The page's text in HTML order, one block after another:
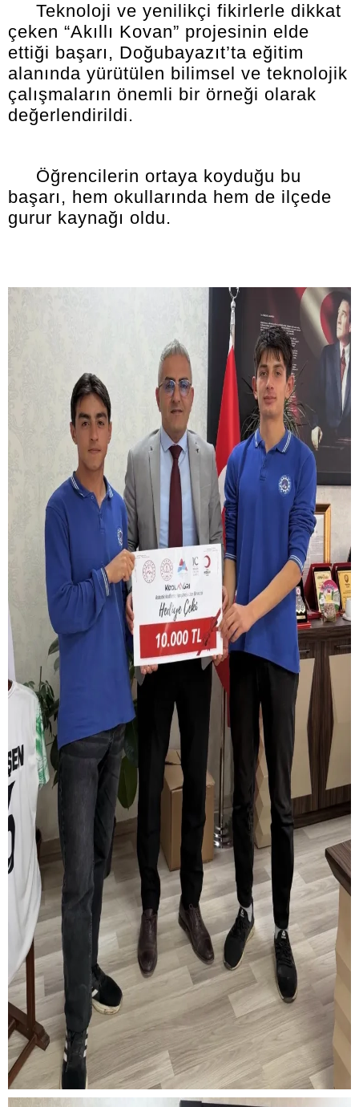
Teknoloji ve yenilikçi fikirlerle dikkat
çeken “Akıllı Kovan” projesinin elde
ettiği başarı, Doğubayazıt’ta eğitim
alanında yürütülen bilimsel ve teknolojik
çalışmaların önemli bir örneği olarak
değerlendirildi.
Öğrencilerin ortaya koyduğu bu
başarı, hem okullarında hem de ilçede
gurur kaynağı oldu.